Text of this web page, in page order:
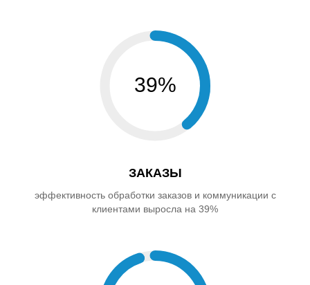
39%
ЗАКАЗЫ
эффективность обработки заказов и коммуникации с
клиентами выросла на 39%